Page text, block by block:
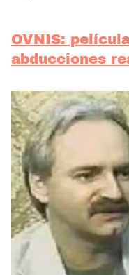
OVNIS:
abducciones